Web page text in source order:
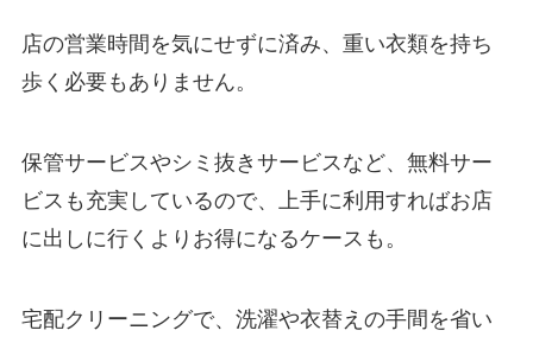
店の営業時間を気にせずに済み、重い衣類を持ち
歩く必要もありません。
保管サービスやシミ抜きサービスなど、無料サー
ビスも充実しているので、上手に利用すればお店
に出しに行くよりお得になるケースも。
宅配クリーニングで、洗濯や衣替えの手間を省い